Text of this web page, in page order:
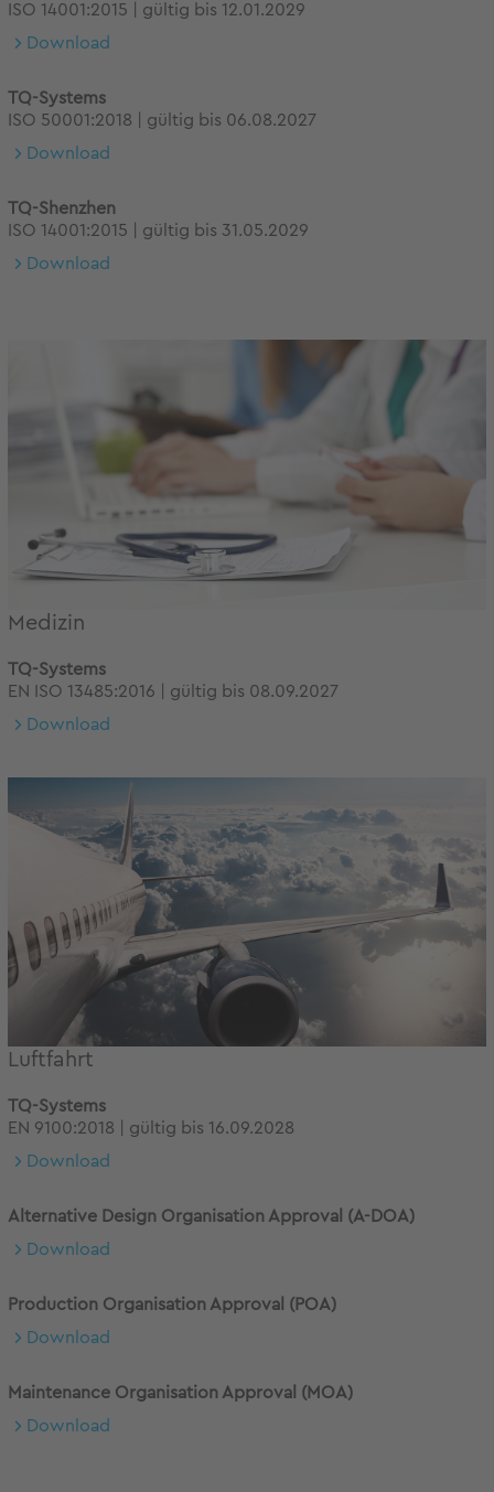
ISO 14001:2015 | gültig bis 12.01.2029
Download
TQ-Systems
ISO 50001:2018 | gültig bis 06.08.2027
Download
TQ-Shenzhen
ISO 14001:2015 | gültig bis 31.05.2029
Download
Medizin
TQ-Systems
EN ISO 13485:2016 | gültig bis 08.09.2027
Download
Luftfahrt
TQ-Systems
EN 9100:2018 | gültig bis 16.09.2028
Download
Alternative Design Organisation Approval (A-DOA)
Download
Production Organisation Approval (POA)
Download
Maintenance Organisation Approval (MOA)
Download